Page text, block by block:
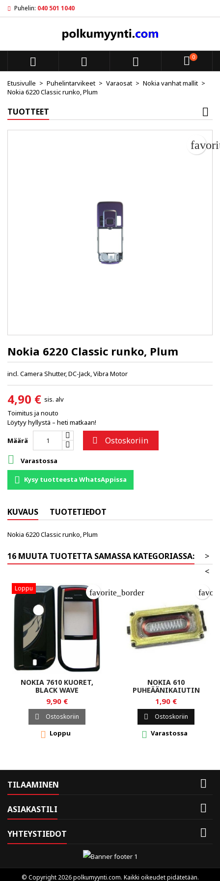
Puhelin: 040 501 1040
   0
Etusivulle Puhelintarvikeet Varaosat
Nokia vanhat mallit
Nokia 6220 Classic runko, Plum
TUOTTEET
Nokia 6220 Classic runko, Plum
incl. Camera Shutter, DC-Jack, Vibra Motor
4,90 € sis. alv
Toimitus ja nouto
Löytyy hyllystä – heti matkaan!
Määrä  Ostoskoriin
 Varastossa
Kysy tuotteesta WhatsAppissa
KUVAUS TUOTETIEDOT
Nokia 6220 Classic runko, Plum
16 MUUTA TUOTETTA SAMASSA KATEGORIASSA:
>
<
Loppu
NOKIA 7610 KUORET,
BLACK WAVE
9,90 €
 Ostoskoriin
 Loppu
favorite_border
NOKIA 610
PUHEÄÄNIKAIUTIN
1,90 €
 Ostoskoriin
 Varastossa
TILAAMINEN 
ASIAKASTILI 
YHTEYSTIEDOT 
My wishlists
add_circle_outline
Create new list
Luo toivelista
Toivelistan nimi
Kirjaudu sisään
Sinun pitää olla kirjautunut jotta voit lisätä tuotteita
© Copyright 2026 polkumyynti.com. Kaikki oikeudet pidätetään.